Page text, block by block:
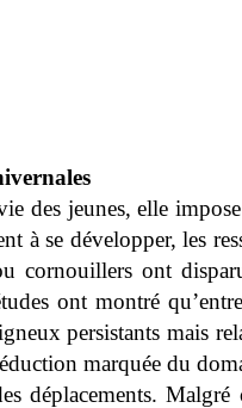
des jeunes, elle
à se développer, les
cornouillers ont
ont montré
persistants mais
marquée du
déplacements.